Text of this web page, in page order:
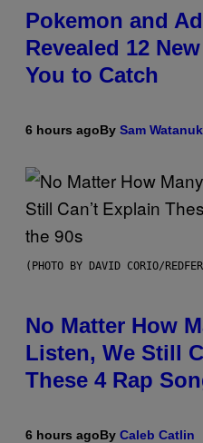
Pokemon and
Revealed 12
You to Catch
6 hours agoBy Sam
(PHOTO BY DAVID CORIO/
No Matter How
Listen, We Still
These 4 Rap
6 hours agoBy Caleb Catlin